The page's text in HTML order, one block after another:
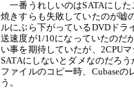
一番うれしいのはSATAにした
焼きすらも失敗していたのが嘘
ルにぶら下がっているDVDドラ
送速度が1/10になっていたのだ
い事を期待していたが、2CPU
SATAにしないとダメなのだろ
ファイルのコピー時、Cubase
う。